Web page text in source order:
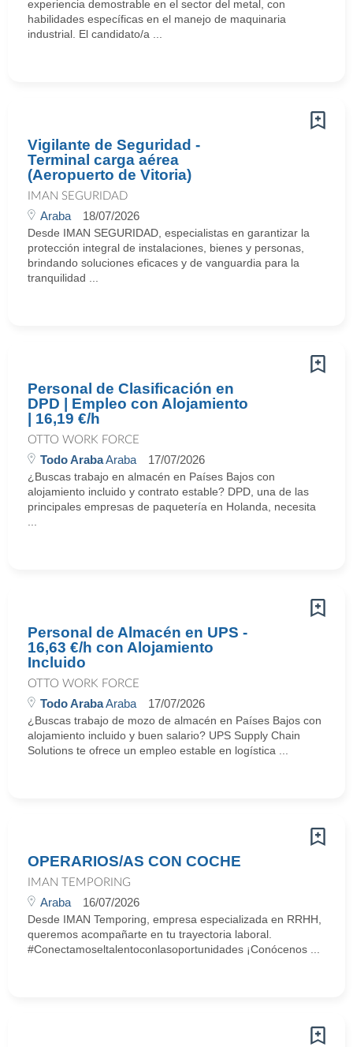
experiencia demostrable en el sector del metal, con
habilidades específicas en el manejo de maquinaria
industrial. El candidato/a ...
Vigilante de Seguridad -
Terminal carga aérea
(Aeropuerto de Vitoria)
IMAN SEGURIDAD
Araba 18/07/2026
Desde IMAN SEGURIDAD, especialistas en garantizar la
protección integral de instalaciones, bienes y personas,
brindando soluciones eficaces y de vanguardia para la
tranquilidad ...
Personal de Clasificación en
DPD | Empleo con Alojamiento
| 16,19 €/h
OTTO WORK FORCE
Todo ArabaAraba 17/07/2026
¿Buscas trabajo en almacén en Países Bajos con
alojamiento incluido y contrato estable? DPD, una de las
principales empresas de paquetería en Holanda, necesita
Personal de Almacén en UPS -
16,63 €/h con Alojamiento
Incluido
OTTO WORK FORCE
Todo ArabaAraba 17/07/2026
¿Buscas trabajo de mozo de almacén en Países Bajos con
alojamiento incluido y buen salario? UPS Supply Chain
Solutions te ofrece un empleo estable en logística ...
OPERARIOS/AS CON COCHE
IMAN TEMPORING
Araba 16/07/2026
Desde IMAN Temporing, empresa especializada en RRHH,
queremos acompañarte en tu trayectoria laboral.
#Conectamoseltalentoconlasoportunidades ¡Conócenos ...